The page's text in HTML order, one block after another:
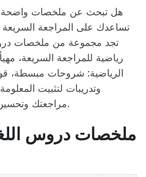
هل تبحث عن ملخصات واضحة
تساعدك على المراجعة السريعة
تجد مجموعة من ملخصات
رياضية للمراجعة السريعة،
الرياضية: شروحات مبسطة،
وتدريبات لتثبيت
مراجعتك وتحسين مستوى الفهم قبل أي اختبار.
ملخصات دروس